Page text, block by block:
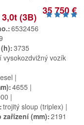
35 750 €
(3B)
6532456
3735
vysokozdvižný vozík
4655
trojitý sloup (triplex)
(mm) 2191